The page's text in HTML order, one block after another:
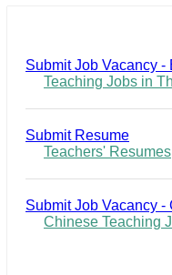
Submit Job Vacancy
Teaching Jobs in
Submit Resume
Teachers' Resumes
Submit Job Vacancy -
Chinese Teaching